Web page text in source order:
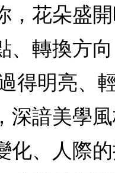
，花朵盛
、轉換方
明亮、
深諳美學
、人際